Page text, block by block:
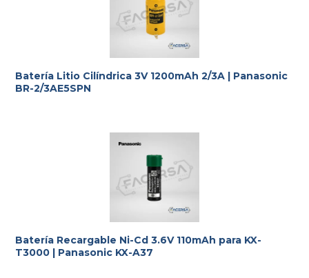
Batería Litio Cilíndrica 3V 1200mAh 2/3A | Panasonic
BR-2/3AE5SPN
Batería Recargable Ni-Cd 3.6V 110mAh para KX-
T3000 | Panasonic KX-A37